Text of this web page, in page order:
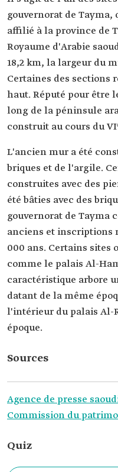
gouvernorat de
affilié à la province de
Royaume d'Arabie
18,2 km, la largeur du
Certaines des sections
haut. Réputé pour être
long de la péninsule
construit au cours du
L'ancien mur a été
briques et de l'argile.
construites avec des
été bâties avec des
gouvernorat de Tayma
anciens et inscriptions
000 ans. Certains sites
comme le palais Al-
caractéristique arbore
datant de la même
l'intérieur du palais Al-
époque.
Sources
Agence de presse
Commission du
Quiz